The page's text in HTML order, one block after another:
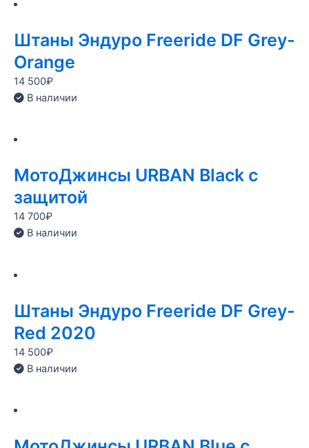
Штаны Эндуро Freeride DF Grey-
Orange
14 500₽
В наличии
МотоДжинсы URBAN Black с
защитой
14 700₽
В наличии
Штаны Эндуро Freeride DF Grey-
Red 2020
14 500₽
В наличии